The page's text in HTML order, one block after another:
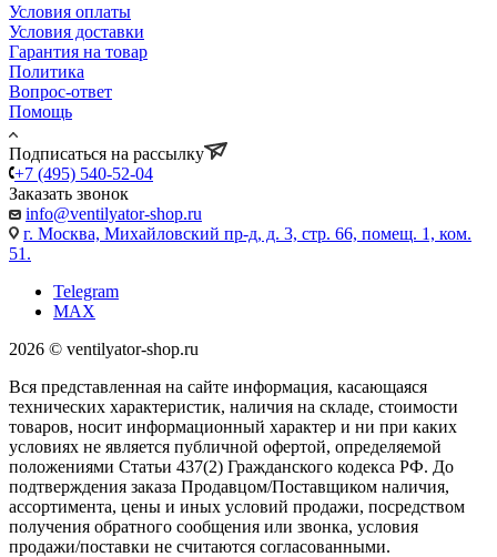
Условия оплаты
Условия доставки
Гарантия на товар
Политика
Вопрос-ответ
Помощь
Подписаться на рассылку
+7 (495) 540-52-04
Заказать звонок
info@ventilyator-shop.ru
г. Москва, Михайловский пр-д, д. 3, cтр. 66, помещ. 1, ком.
51.
Telegram
MAX
2026 © ventilyator-shop.ru
Вся представленная на сайте информация, касающаяся
технических характеристик, наличия на складе, стоимости
товаров, носит информационный характер и ни при каких
условиях не является публичной офертой, определяемой
положениями Статьи 437(2) Гражданского кодекса РФ. До
подтверждения заказа Продавцом/Поставщиком наличия,
ассортимента, цены и иных условий продажи, посредством
получения обратного сообщения или звонка, условия
продажи/поставки не считаются согласованными.